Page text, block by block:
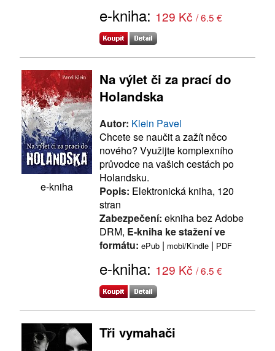
e-kniha: 129 Kč / 6.5 €
e-kniha
Na výlet či za prací do
Holandska
Autor: Klein Pavel
Chcete se naučit a zažít něco
nového? Využijte komplexního
průvodce na vašich cestách po
Holandsku.
Popis: Elektronická kniha, 120
stran
Zabezpečení: ekniha bez Adobe
DRM, E-kniha ke stažení ve
formátu: ePub | mobi/Kindle | PDF
e-kniha: 129 Kč / 6.5 €
Tři vymahači